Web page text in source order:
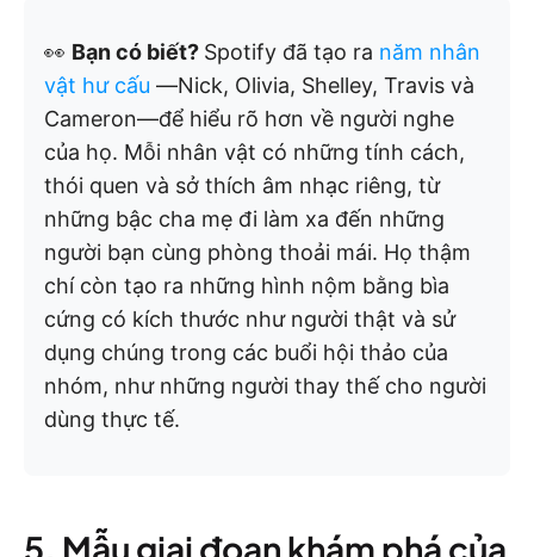
👀 Bạn có biết? Spotify đã tạo ra năm nhân
vật hư cấu —Nick, Olivia, Shelley, Travis và
Cameron—để hiểu rõ hơn về người nghe
của họ. Mỗi nhân vật có những tính cách,
thói quen và sở thích âm nhạc riêng, từ
những bậc cha mẹ đi làm xa đến những
người bạn cùng phòng thoải mái. Họ thậm
chí còn tạo ra những hình nộm bằng bìa
cứng có kích thước như người thật và sử
dụng chúng trong các buổi hội thảo của
nhóm, như những người thay thế cho người
dùng thực tế.
5. Mẫu giai đoạn khám phá của